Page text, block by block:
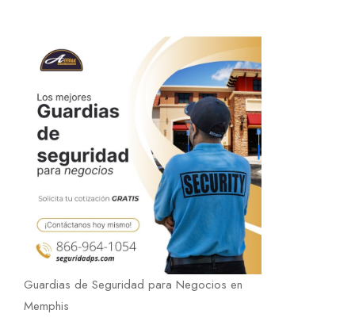
Guardias de Seguridad para Negocios en
Memphis